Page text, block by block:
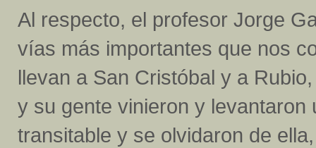
Al respecto, el profesor Jorge
vías más importantes que nos
llevan a San Cristóbal y a
y su gente vinieron y
transitable y se olvidaron de